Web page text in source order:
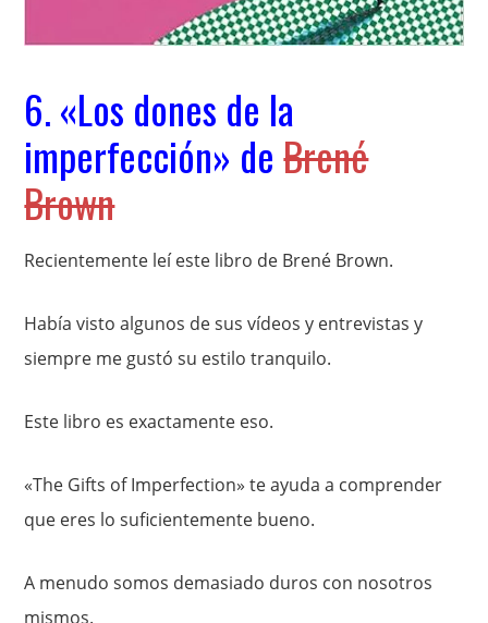
6. «Los dones de la
imperfección» deBrené
Brown
Recientemente leí este libro de Brené Brown.
Había visto algunos de sus vídeos y entrevistas y
siempre me gustó su estilo tranquilo.
Este libro es exactamente eso.
«The Gifts of Imperfection» te ayuda a comprender
que eres lo suficientemente bueno.
A menudo somos demasiado duros con nosotros
mismos.